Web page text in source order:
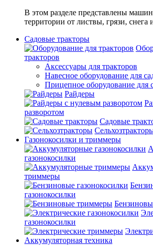
В этом разделе представлены
территории от листвы, грязи, снега
Садовые тракторы
тракторов
Аксессуары для тракторов
Навесное оборудование для
Прицепное оборудование для
Райдеры
разворотом
Садовые
Газонокосилки и триммеры
газонокосилки
триммеры
газонокосилки
газонокосилки
Аккумуляторная техника